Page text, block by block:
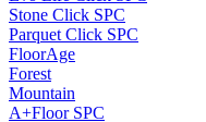
Stone Click SPC
Parquet Click SPC
FloorAge
Forest
Mountain
A+Floor SPC